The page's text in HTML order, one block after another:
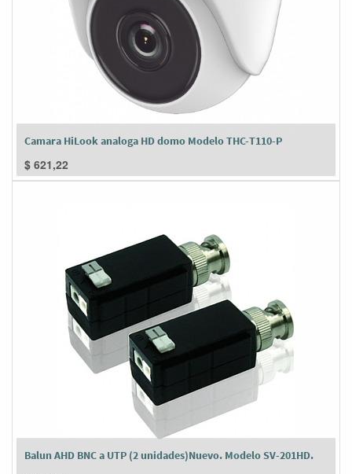
Camara HiLook analoga HD domo Modelo THC-T110-P
$ 621,22
Balun AHD BNC a UTP (2 unidades)Nuevo. Modelo SV-201HD.